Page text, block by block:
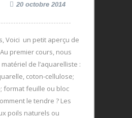
20 octobre 2014
Voici un petit aperçu de
premier cours, nous
de l’aquarelliste :
coton-cellulose;
format feuille ou bloc
le tendre ? Les
poils naturels ou